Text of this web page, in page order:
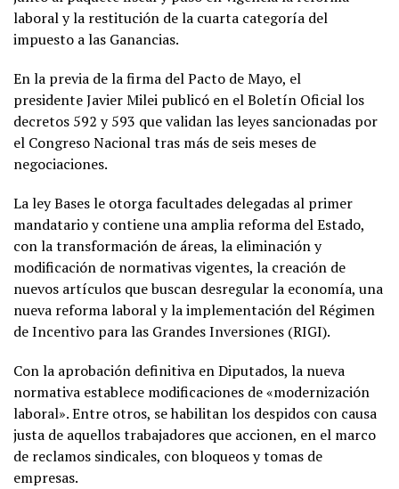
laboral y la restitución de la cuarta categoría del
impuesto a las Ganancias.
En la previa de la firma del Pacto de Mayo, el
presidente Javier Milei publicó en el Boletín Oficial los
decretos 592 y 593 que validan las leyes sancionadas por
el Congreso Nacional tras más de seis meses de
negociaciones.
La ley Bases le otorga facultades delegadas al primer
mandatario y contiene una amplia reforma del Estado,
con la transformación de áreas, la eliminación y
modificación de normativas vigentes, la creación de
nuevos artículos que buscan desregular la economía, una
nueva reforma laboral y la implementación del Régimen
de Incentivo para las Grandes Inversiones (RIGI).
Con la aprobación definitiva en Diputados, la nueva
normativa establece modificaciones de «modernización
laboral». Entre otros, se habilitan los despidos con causa
justa de aquellos trabajadores que accionen, en el marco
de reclamos sindicales, con bloqueos y tomas de
empresas.